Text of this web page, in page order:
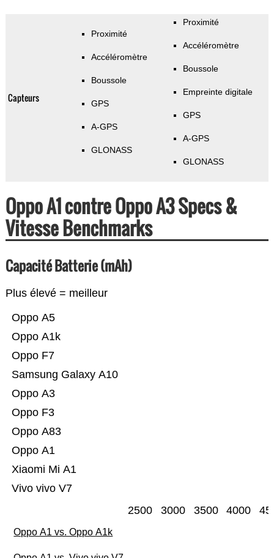
Capteurs
Proximité
Accéléromètre
Boussole
GPS
A-GPS
GLONASS
Proximité
Accéléromètre
Boussole
Empreinte digitale
GPS
A-GPS
GLONASS
Oppo A1 contre Oppo A3 Specs &
Vitesse Benchmarks
Capacité Batterie (mAh)
Plus élevé = meilleur
Vivo vivo V7
Xiaomi Mi A1
Oppo A1
Oppo A83
Oppo F3
Oppo A3
Samsung Galaxy A10
Oppo F7
Oppo A1k
Oppo A5
2500 3000 3500 4000
Oppo A1 vs. Oppo A1k